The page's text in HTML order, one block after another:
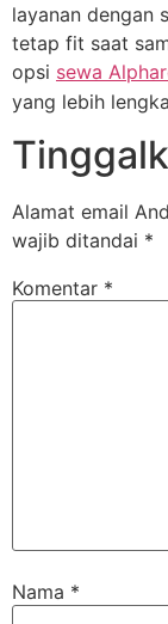
layanan dengan
tetap fit saat
opsi sewa
yang lebih
Alamat email
wajib ditandai *
Komentar *
Nama *